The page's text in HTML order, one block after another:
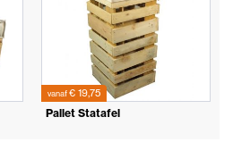
vanaf€ 19,75
Pallet Statafel